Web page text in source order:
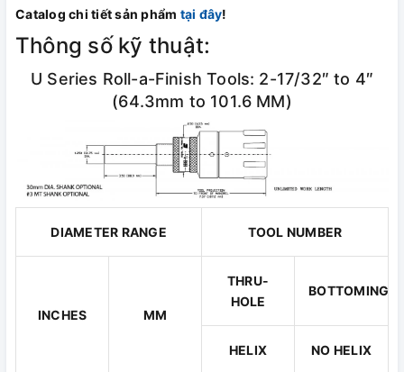
Catalog chi tiết sản phẩm tại đây!
Thông số kỹ thuật:
U Series Roll-a-Finish Tools: 2-17/32″ to 4″
(64.3mm to 101.6 MM)
DIAMETER RANGE TOOL NUMBER
INCHES MM
THRU-
HOLE
BOTTOMING
HELIX NO HELIX